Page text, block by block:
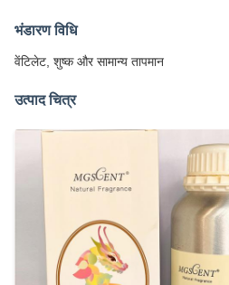
भंडारण विधि
वेंटिलेट, शुष्क और सामान्य तापमान
उत्पाद चित्र